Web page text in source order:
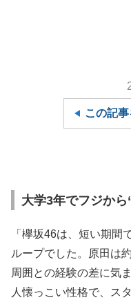
この記
大学3年でフジから
「欅坂46は、短い期間
ループでした。原田は
周囲との経験の差に気
人懐っこい性格で、ス